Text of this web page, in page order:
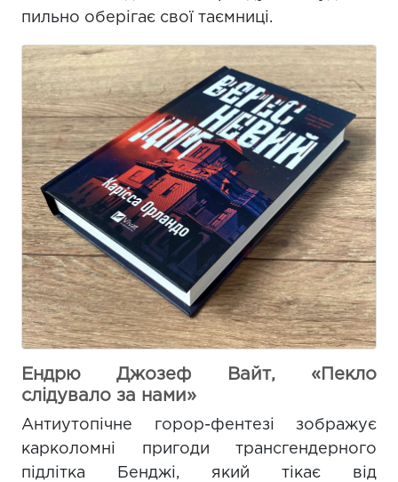
пильно оберігає свої таємниці.
Ендрю Джозеф Вайт, «Пекло
слідувало за нами»
Антиутопічне горор-фентезі зображує
карколомні пригоди трансгендерного
підлітка Бенджі, який тікає від